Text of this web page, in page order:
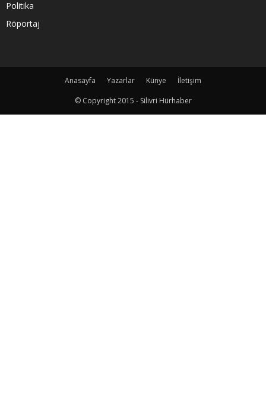
Politika
Röportaj
Anasayfa Yazarlar Künye
İletişim
© Copyright 2015 - Silivri Hürhaber